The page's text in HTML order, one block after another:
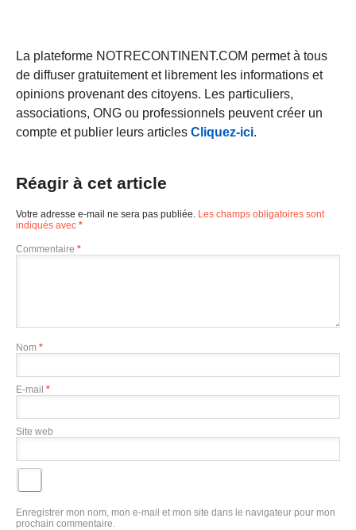
La plateforme NOTRECONTINENT.COM permet à tous
de diffuser gratuitement et librement les informations et
opinions provenant des citoyens. Les particuliers,
associations, ONG ou professionnels peuvent créer un
compte et publier leurs articles Cliquez-ici.
Réagir à cet article
Votre adresse e-mail ne sera pas publiée. Les champs obligatoires sont
indiqués avec *
Commentaire *
Nom *
E-mail *
Site web
Enregistrer mon nom, mon e-mail et mon site dans le navigateur pour mon
prochain commentaire.